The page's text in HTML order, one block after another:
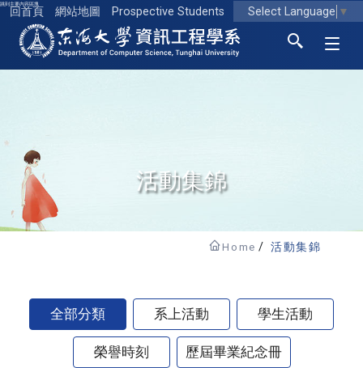
跳到主要內容區塊
回首頁 網站地圖 Prospective Students Select Language ▼
東海大學logo
活動集錦
Home 活動集錦
全部分類 系上活動 學生活動
榮譽時刻 歷屆畢業紀念冊